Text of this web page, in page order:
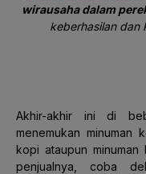
wirausaha dalam
keberhasilan dan
Akhir-akhir ini di
menemukan minuman
kopi ataupun minuman
penjualnya, coba